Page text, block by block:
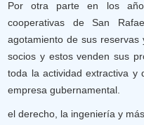
Por otra parte en los
cooperativas de San
agotamiento de sus
socios y estos venden sus
toda la actividad extractiva y
empresa gubernamental.
el derecho, la ingeniería y